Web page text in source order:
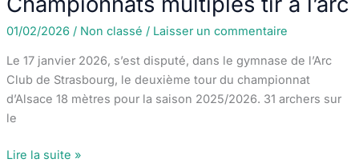
2026
pour
challenge
interne
du
club
01/02/2026 / Non classé / Laisser un commentaire
Le 17 janvier 2026, s’est disputé, dans le gymnase de l’Arc
Club de Strasbourg, le deuxième tour du championnat
d’Alsace 18 mètres pour la saison 2025/2026. 31 archers sur
le
Championnats
Lire la suite »